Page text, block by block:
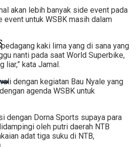
akan lebih banyak side event pada
untuk WSBK masih dalam
kaki lima yang di sana yang
nanti pada saat World Superbike,
liar,” kata Jamal.
dengan kegiatan Bau Nyale yang
agenda WSBK untuk
dengan Dorna Sports supaya para
oleh putri daerah NTB
adat tiga suku di NTB,